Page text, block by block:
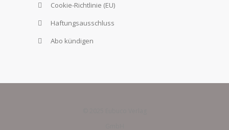
Cookie-Richtlinie (EU)
Haftungsausschluss
Abo kündigen